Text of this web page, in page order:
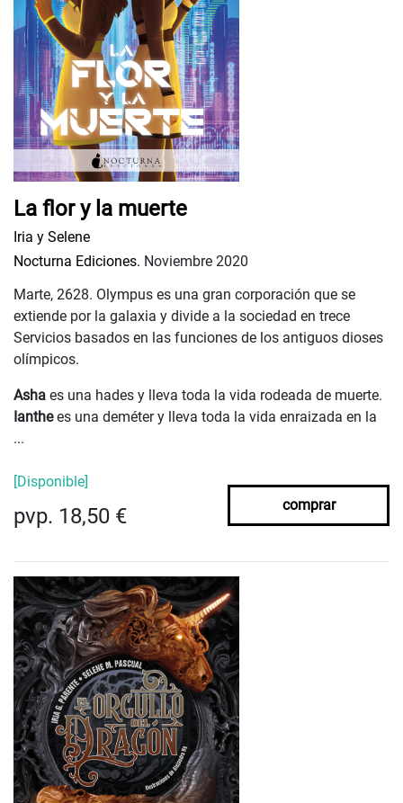
La flor y la muerte
Iria y Selene
Nocturna Ediciones. Noviembre 2020
Marte, 2628. Olympus es una gran corporación que se
extiende por la galaxia y divide a la sociedad en trece
Servicios basados en las funciones de los antiguos dioses
olímpicos.
Asha es una hades y lleva toda la vida rodeada de muerte.
Ianthees una deméter y lleva toda la vida enraizada en la
...
[Disponible]
pvp. 18,50 € comprar